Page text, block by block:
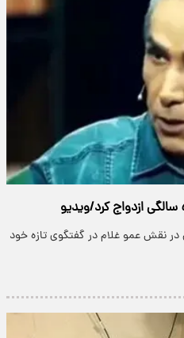
در نقش عمو غلام در گفتگوی تازه خود